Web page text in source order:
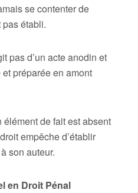
se contenter de
pas établi.
pas d’un acte anodin et
préparée en amont
élément de fait est absent
empêche d’établir
son auteur.
en Droit Pénal